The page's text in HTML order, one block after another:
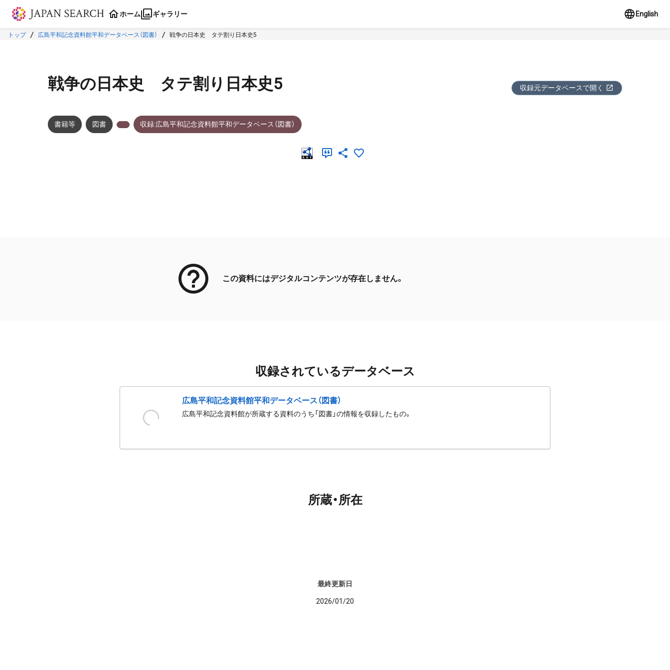
本文に飛ぶ
ホーム ギャラリー English
トップ 広島平和記念資料館平和データベース（図書） 戦争の日本史 タテ割り日本史5
戦争の日本史 タテ割り日本史5 収録元データベースで開く
書籍等 図書 収録:広島平和記念資料館平和データベース（図書）
この資料にはデジタルコンテンツが存在しません。
収録されているデータベース
広島平和記念資料館平和データベース（図書）
広島平和記念資料館が所蔵する資料のうち「図書」の情報を収録したもの。
所蔵・所在
最終更新日
2026/01/20